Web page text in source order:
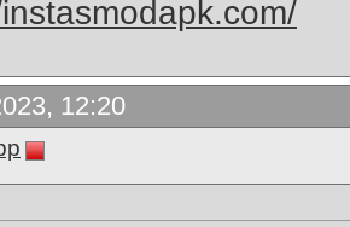
12:20